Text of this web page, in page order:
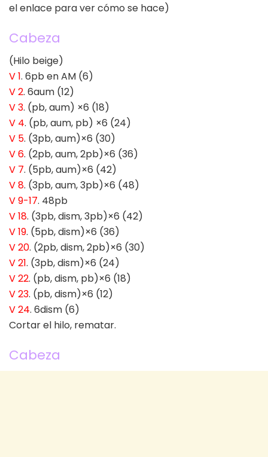
el enlace para ver cómo se hace)
Cabeza
(Hilo beige)
V 1. 6pb en AM (6)
V 2. 6aum (12)
V 3. (pb, aum) ×6 (18)
V 4. (pb, aum, pb) ×6 (24)
V 5. (3pb, aum)×6 (30)
V 6. (2pb, aum, 2pb)×6 (36)
V 7. (5pb, aum)×6 (42)
V 8. (3pb, aum, 3pb)×6 (48)
V 9-17. 48pb
V 18. (3pb, dism, 3pb)×6 (42)
V 19. (5pb, dism)×6 (36)
V 20. (2pb, dism, 2pb)×6 (30)
V 21. (3pb, dism)×6 (24)
V 22. (pb, dism, pb)×6 (18)
V 23. (pb, dism)×6 (12)
V 24. 6dism (6)
Cortar el hilo, rematar.
Cabeza